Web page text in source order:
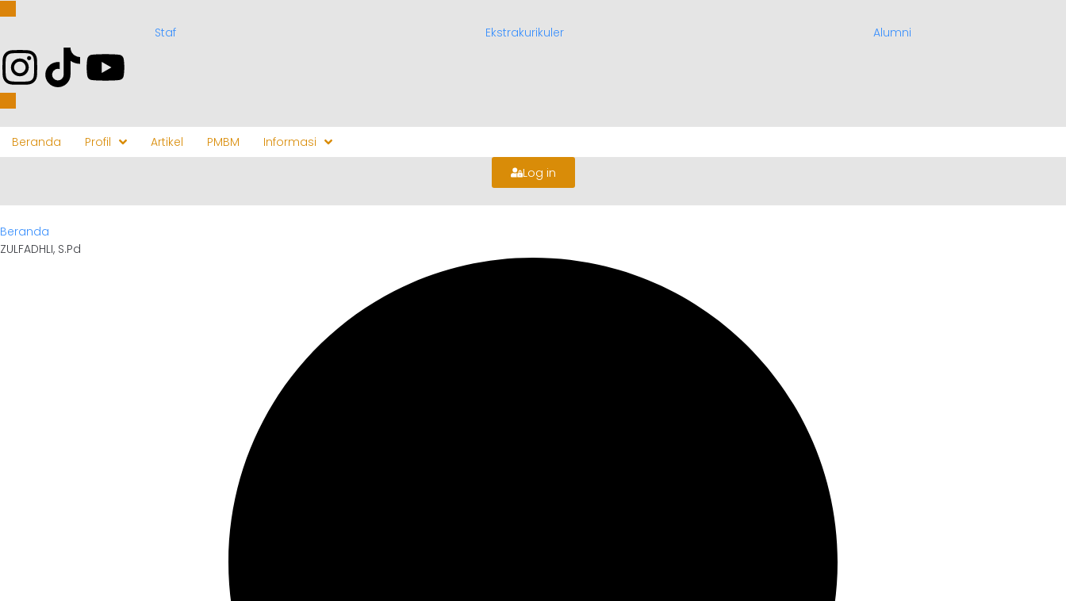
Staf Ekstrakurikuler Alumni
Beranda Profil Artikel PMBM Informasi
Log in
Beranda
ZULFADHLI, S.Pd